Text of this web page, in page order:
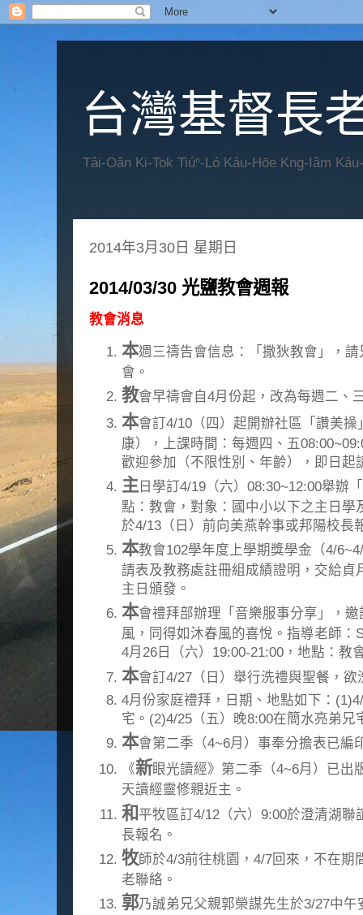
台灣基督長
Tâi-Oân Ki-Tok Tiúⁿ-Ló Káu-Hōe Kng-Iâm
2014年3月30日 星期日
2014/03/30 光鹽教會週報
教會消息
本週三禱告會信息：「撒狄教會」，
會。
教會早禱會自4月份起，改為每週二、
本會訂4/10（四）起開辦社區「讚美
康），上課時間：每週四、五
歡迎參加（不限性別、年齡），即日起
主 日學訂4/19（六）08:30~12:00舉辦
點：教會，對象：國中小以下之主日學
於4/13（日）前向美燕幹事或邦陽校長
本教會102學年度上學期獎學金（4/
請表及教務處註冊組成績證明，交給貞
主日頒發。
本會禮拜部辦理「音樂服事分享」，
風，同得如沐春風的喜悅。指導老師：
4月26日（六）19:00-21:00，地點：教
本會訂4/27（日）舉行洗禮與聖餐，
4月份家庭禮拜，日期、地點如下：
宅。(2)4/25（五）晚8:00在簡水亮弟兄
本會第二季（4~6月）事奉分擔表已編
《新眼光讀經》第二季（4~6月）已出
天讀經靈修親近主。
和平牧區訂4/12（六）9:00於澄清湖
長報名。
牧師於4/3前往桃園，4/7回來，不在期
老聯絡。
郭乃誠弟兄父親郭榮謀先生於3/27中